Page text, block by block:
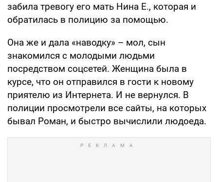
забила тревогу его мать Нина Е., которая и
обратилась в полицию за помощью.
Она же и дала «наводку» – мол, сын
знакомился с молодыми людьми
посредством соцсетей. Женщина была в
курсе, что он отправился в гости к новому
приятелю из Интернета. И не вернулся. В
полиции просмотрели все сайты, на которых
бывал Роман, и быстро вычислили людоеда.